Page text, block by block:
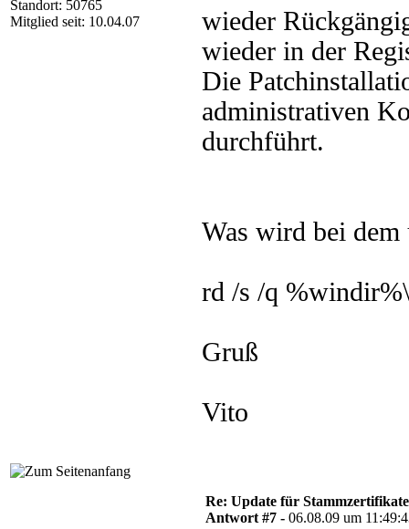
Standort: 50765
Mitglied seit: 10.04.07
wieder
wieder in der
Die
administrativen
durchführt.
Was wird bei dem
rd /s /q
Gruß
Vito
Re: Update für
Antwort #7 - 06.08.09 um